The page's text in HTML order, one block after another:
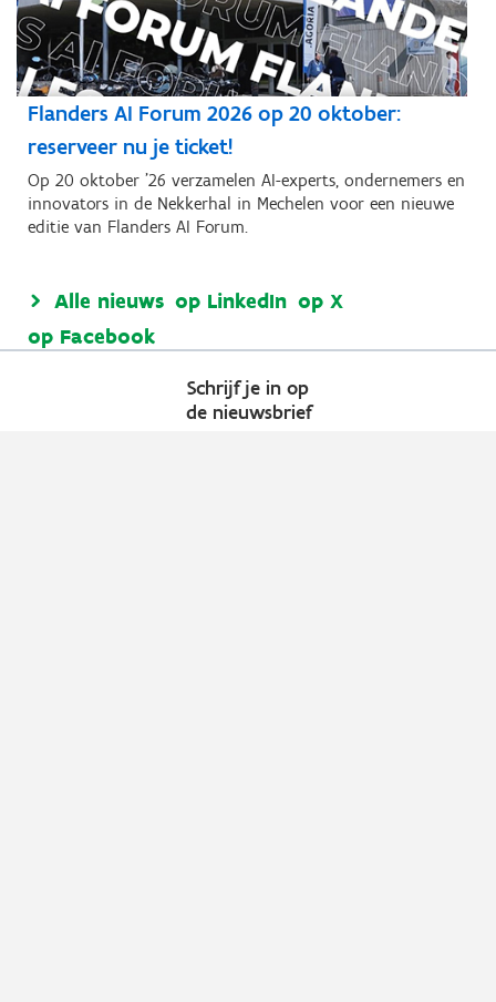
Flanders AI Forum 2026 op 20 oktober:
reserveer nu je ticket!
Op 20 oktober ’26 verzamelen AI-experts, ondernemers en
innovators in de Nekkerhal in Mechelen voor een nieuwe
editie van Flanders AI Forum.
Alle nieuws op LinkedIn op X
op Facebook
Schrijf je in op
de nieuwsbrief